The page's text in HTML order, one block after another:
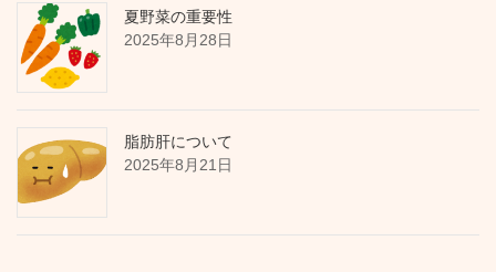
夏野菜の重要性
2025年8月28日
脂肪肝について
2025年8月21日